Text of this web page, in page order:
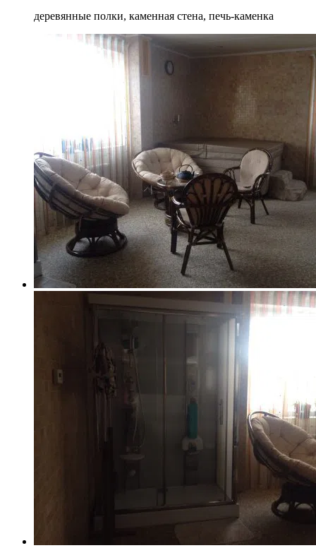
деревянные полки, каменная стена, печь-каменка